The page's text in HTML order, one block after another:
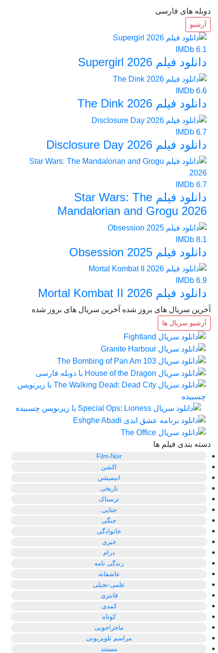
دوبله های فارسی
آرشیو
IMDb 6.1
دانلود فیلم Supergirl 2026
IMDb 6.6
دانلود فیلم The Dink 2026
IMDb 6.7
دانلود فیلم Disclosure Day 2026
IMDb 6.7
دانلود فیلم Star Wars: The
Mandalorian and Grogu 2026
IMDb 8.1
دانلود فیلم Obsession 2025
IMDb 6.9
دانلود فیلم Mortal Kombat II 2026
آخرین سریال های بروز شده آخرین سریال های بروز شده
آرشیو سریال ها
دسته بندی فیلم ها
Film-Noir
اکشن
انیمیشن
تاریخی
ترسناک
جنایی
جنگی
خانوادگی
خبری
درام
زندگی نامه
عاشقانه
علمی-تخیلی
فانتزی
کمدی
کوتاه
ماجراجویی
مراسم تلویزیونی
مستند